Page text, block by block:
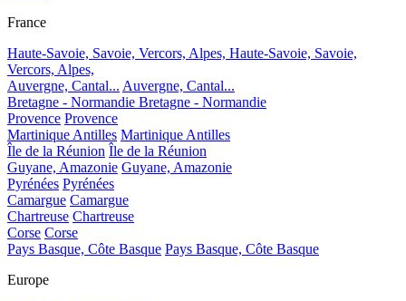
France
Haute-Savoie, Savoie, Vercors, Alpes, Haute-Savoie, Savoie,
Vercors, Alpes,
Auvergne, Cantal... Auvergne, Cantal...
Bretagne - Normandie Bretagne - Normandie
Provence Provence
Martinique Antilles Martinique Antilles
Île de la Réunion Île de la Réunion
Guyane, Amazonie Guyane, Amazonie
Pyrénées Pyrénées
Camargue Camargue
Chartreuse Chartreuse
Corse Corse
Pays Basque, Côte Basque Pays Basque, Côte Basque
Europe